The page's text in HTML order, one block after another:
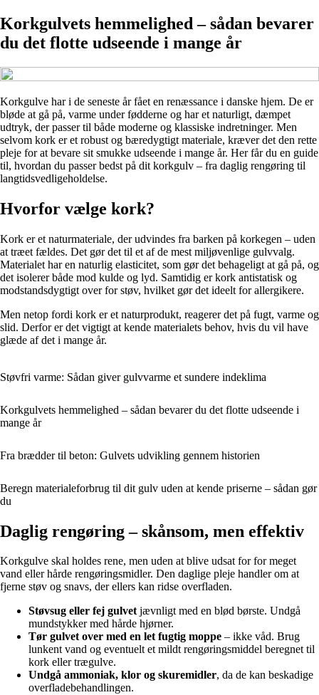
Korkgulvets hemmelighed – sådan bevarer
du det flotte udseende i mange år
Korkgulve har i de seneste år fået en renæssance i danske hjem. De er
bløde at gå på, varme under fødderne og har et naturligt, dæmpet
udtryk, der passer til både moderne og klassiske indretninger. Men
selvom kork er et robust og bæredygtigt materiale, kræver det den rette
pleje for at bevare sit smukke udseende i mange år. Her får du en guide
til, hvordan du passer bedst på dit korkgulv – fra daglig rengøring til
langtidsvedligeholdelse.
Hvorfor vælge kork?
Kork er et naturmateriale, der udvindes fra barken på korkegen – uden
at træet fældes. Det gør det til et af de mest miljøvenlige gulvvalg.
Materialet har en naturlig elasticitet, som gør det behageligt at gå på, og
det isolerer både mod kulde og lyd. Samtidig er kork antistatisk og
modstandsdygtigt over for støv, hvilket gør det ideelt for allergikere.
Men netop fordi kork er et naturprodukt, reagerer det på fugt, varme og
slid. Derfor er det vigtigt at kende materialets behov, hvis du vil have
glæde af det i mange år.
Støvfri varme: Sådan giver gulvvarme et sundere indeklima
Korkgulvets hemmelighed – sådan bevarer du det flotte udseende i
mange år
Fra brædder til beton: Gulvets udvikling gennem historien
Beregn materialeforbrug til dit gulv uden at kende priserne – sådan gør
du
Daglig rengøring – skånsom, men effektiv
Korkgulve skal holdes rene, men uden at blive udsat for for meget
vand eller hårde rengøringsmidler. Den daglige pleje handler om at
fjerne støv og snavs, der ellers kan ridse overfladen.
Støvsug eller fej gulvetjævnligt med en blød børste. Undgå
mundstykker med hårde hjørner.
Tør gulvet over med en let fugtig moppe – ikke våd. Brug
lunkent vand og eventuelt et mildt rengøringsmiddel beregnet til
kork eller trægulve.
Undgå ammoniak, klor og skuremidler, da de kan beskadige
overfladebehandlingen.